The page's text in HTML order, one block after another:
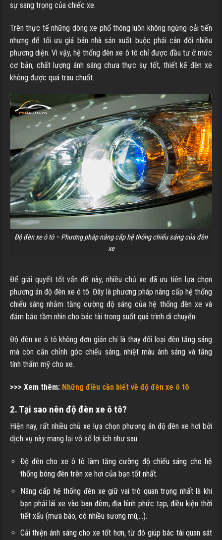
sự sang trọng của chiếc xe.
Trên thực tế những dòng xe phổ thông luôn không ngừng cải tiến
nhưng để tối ưu giá bán nhà sản xuất buộc phải cân đối nhiều
phương diện. Vì vậy, hệ thống đèn xe ô tô chỉ được đầu tư ở mức
cơ bản, chất lượng ánh sáng chưa thực sự tốt, thiết kế đèn xe
không được quá trau chuốt.
Độ đèn xe ô tô – Phương pháp nâng cấp hệ thống chiếu sáng của đèn
xe
Để giải quyết tốt vấn đề này, nhiều chủ xe đã ưu tiên lựa chọn
phương án độ đèn xe ô tô. Đây là phương pháp nâng cấp hệ thống
chiếu sáng nhằm tăng cường độ sáng của hệ thống đèn xe và
đảm bảo tầm nhìn cho bác tài trong suốt quá trình di chuyển.
Độ đèn xe ô tô không đơn giản chỉ là thay đổi loại đèn tăng sáng
mà còn căn chỉnh góc chiếu sáng, nhiệt màu ánh sáng và tăng
tính thẩm mỹ cho xe.
>>> Xem thêm: Những điều cần biết về độ đèn xe ô tô
2. Tại sao nên độ đèn xe ô tô?
Hiện nay, rất nhiều chủ xe lựa chọn phương án độ đèn xe hơi bởi
dịch vụ này mang lại vô số lợi ích như sau:
Độ đèn cho xe ô tô làm tăng cường độ chiếu sáng cho hệ
thống bóng đèn trên xe hơi của bạn tốt nhất.
Nâng cấp hệ thống đèn xe giữ vai trò quan trọng nhất là khi
bạn phải lái xe vào ban đêm, địa hình phức tạp, điều kiện thời
tiết xấu (mưa bão, có nhiều sương mù,…).
Cải thiện ánh sáng cho xe tốt hơn, từ đó giúp bác tài quan sát